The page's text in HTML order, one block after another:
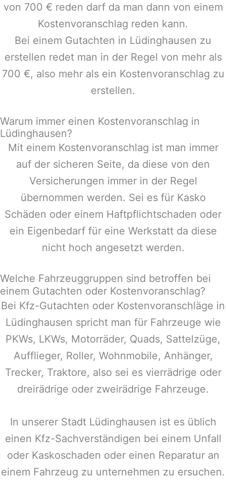
von 700 € reden darf da man dann von einem
Kostenvoranschlag reden kann.
Bei einem Gutachten in Lüdinghausen zu
erstellen redet man in der Regel von mehr als
700 €, also mehr als ein Kostenvoranschlag zu
erstellen.
Warum immer einen Kostenvoranschlag in
Lüdinghausen?
Mit einem Kostenvoranschlag ist man immer
auf der sicheren Seite, da diese von den
Versicherungen immer in der Regel
übernommen werden. Sei es für Kasko
Schäden oder einem Haftpflichtschaden oder
ein Eigenbedarf für eine Werkstatt da diese
nicht hoch angesetzt werden.
Welche Fahrzeuggruppen sind betroffen bei
einem Gutachten oder Kostenvoranschlag?
Bei Kfz-Gutachten oder Kostenvoranschläge in
Lüdinghausen spricht man für Fahrzeuge wie
PKWs, LKWs, Motorräder, Quads, Sattelzüge,
Aufflieger, Roller, Wohnmobile, Anhänger,
Trecker, Traktore, also sei es vierrädrige oder
dreirädrige oder zweirädrige Fahrzeuge.
In unserer Stadt Lüdinghausen ist es üblich
einen Kfz-Sachverständigen bei einem Unfall
oder Kaskoschaden oder einen Reparatur an
einem Fahrzeug zu unternehmen zu ersuchen.